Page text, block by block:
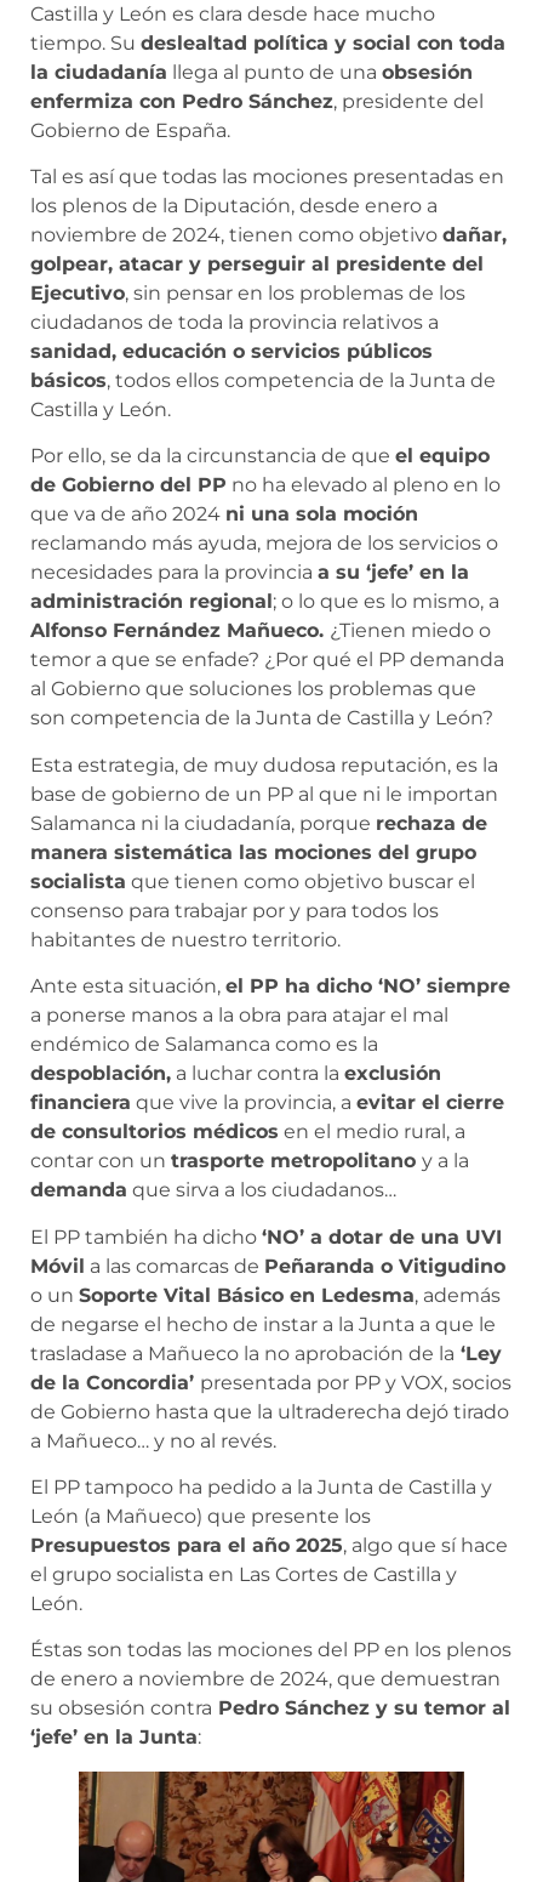
Castilla y León es clara desde hace mucho
tiempo. Su deslealtad política y social con toda
la ciudadanía llega al punto de una obsesión
enfermiza con Pedro Sánchez, presidente del
Gobierno de España.
Tal es así que todas las mociones presentadas en
los plenos de la Diputación, desde enero a
noviembre de 2024, tienen como objetivo dañar,
golpear, atacar y perseguir al presidente del
Ejecutivo, sin pensar en los problemas de los
ciudadanos de toda la provincia relativos a
sanidad, educación o servicios públicos
básicos, todos ellos competencia de la Junta de
Castilla y León.
Por ello, se da la circunstancia de que el equipo
de Gobierno del PP no ha elevado al pleno en lo
que va de año 2024 ni una sola moción
reclamando más ayuda, mejora de los servicios o
necesidades para la provincia a su ‘jefe’ en la
administración regional ; o lo que es lo mismo, a
Alfonso Fernández Mañueco. ¿Tienen miedo o
temor a que se enfade? ¿Por qué el PP demanda
al Gobierno que soluciones los problemas que
son competencia de la Junta de Castilla y León?
Esta estrategia, de muy dudosa reputación, es la
base de gobierno de un PP al que ni le importan
Salamanca ni la ciudadanía, porque rechaza de
manera sistemática las mociones del grupo
socialista que tienen como objetivo buscar el
consenso para trabajar por y para todos los
habitantes de nuestro territorio.
Ante esta situación, el PP ha dicho ‘NO’ siempre
a ponerse manos a la obra para atajar el mal
endémico de Salamanca como es la
despoblación, a luchar contra la exclusión
financiera que vive la provincia, a evitar el cierre
de consultorios médicos en el medio rural, a
contar con un trasporte metropolitano y a la
demanda que sirva a los ciudadanos…
El PP también ha dicho ‘NO’ a dotar de una UVI
Móvil a las comarcas de Peñaranda o Vitigudino
o un Soporte Vital Básico en Ledesma, además
de negarse el hecho de instar a la Junta a que le
trasladase a Mañueco la no aprobación de la ‘Ley
de la Concordia’ presentada por PP y VOX, socios
de Gobierno hasta que la ultraderecha dejó tirado
a Mañueco… y no al revés.
El PP tampoco ha pedido a la Junta de Castilla y
León (a Mañueco) que presente los
Presupuestos para el año 2025, algo que sí hace
el grupo socialista en Las Cortes de Castilla y
León.
Éstas son todas las mociones del PP en los plenos
de enero a noviembre de 2024, que demuestran
su obsesión contra Pedro Sánchez y su temor al
‘jefe’ en la Junta: